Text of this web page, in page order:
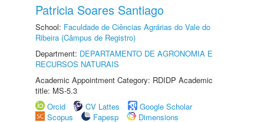
Patricia Soares Santiago
School: Faculdade de Ciências Agrárias do Vale do
Ribeira (Câmpus de Registro)
Department: DEPARTAMENTO DE AGRONOMIA E
RECURSOS NATURAIS
Academic Appointment Category: RDIDP Academic
title: MS-5.3
Orcid
CV Lattes
Google Scholar
Scopus
Fapesp
Dimensions